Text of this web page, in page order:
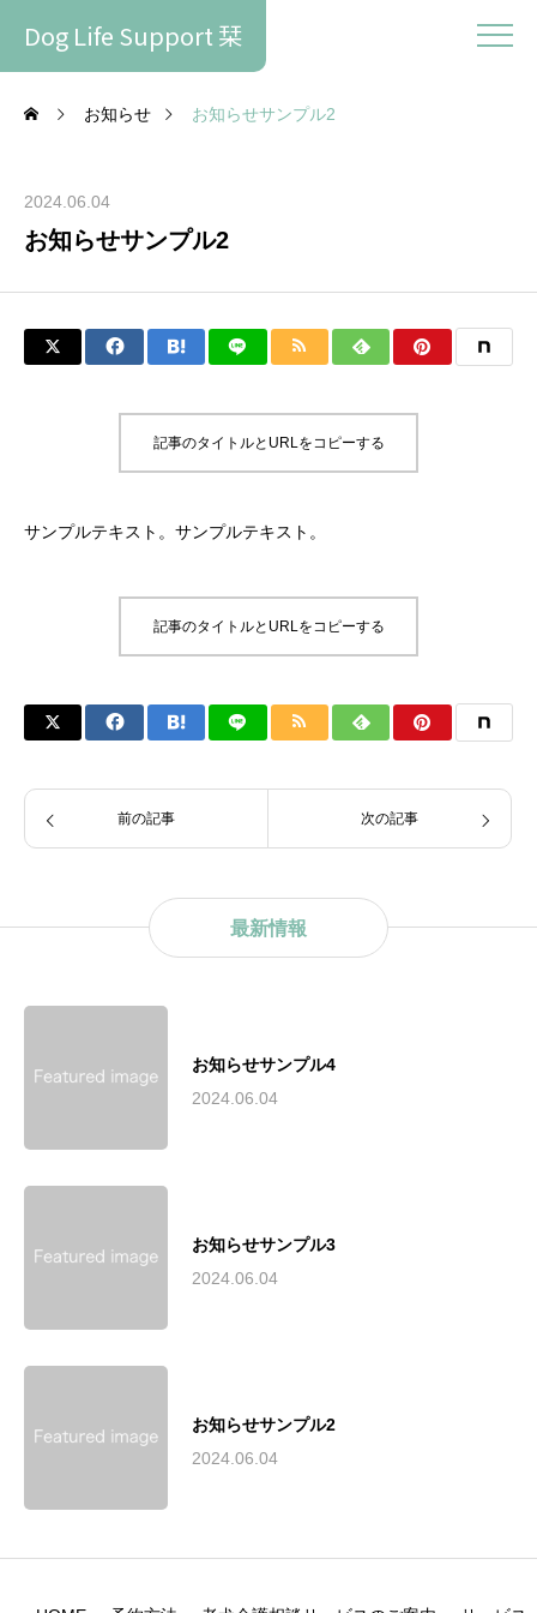
Dog Life Support 栞
お知らせ お知らせサンプル2
2024.06.04
お知らせサンプル2
記事のタイトルとURLをコピーする
サンプルテキスト。サンプルテキスト。
記事のタイトルとURLをコピーする
前の記事 次の記事
最新情報
お知らせサンプル4
2024.06.04
お知らせサンプル3
2024.06.04
お知らせサンプル2
2024.06.04